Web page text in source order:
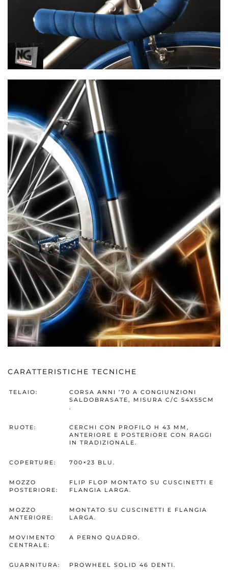
CARATTERISTICHE TECNICHE
TELAIO:
CORSA ANNI ’70 A CONGIUNZIONI
SALDOBRASATE, MISURA C/C 54X55CM
.
RUOTE:
CERCHI CON PROFILO H 43 MM,
ANTERIORE E POSTERIORE CON RAGGI
IN TRADIZIONALE.
COPERTURE: 700×23 BLU.
MOZZO
POSTERIORE:
FLIP FLOP MONTATO SU CUSCINETTI E
FLANGIA LARGA.
MOZZO
ANTERIORE:
MONTATO SU CUSCINETTI E FLANGIA
LARGA.
MOVIMENTO
CENTRALE:
A PERNO QUADRO.
GUARNITURA: PROWHEEL SOLID 46 DENTI.